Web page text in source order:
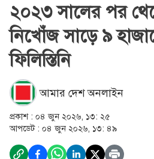
২০২৩ সালের পর
নিখোঁজ সাড়ে ৯
ফিলিস্তিনি
আমার দেশ অনলাইন
প্রকাশ : ০৪ জুন ২০২৬, ১৩: ২৫
আপডেট : ০৪ জুন ২০২৬, ১৩: ৪৯